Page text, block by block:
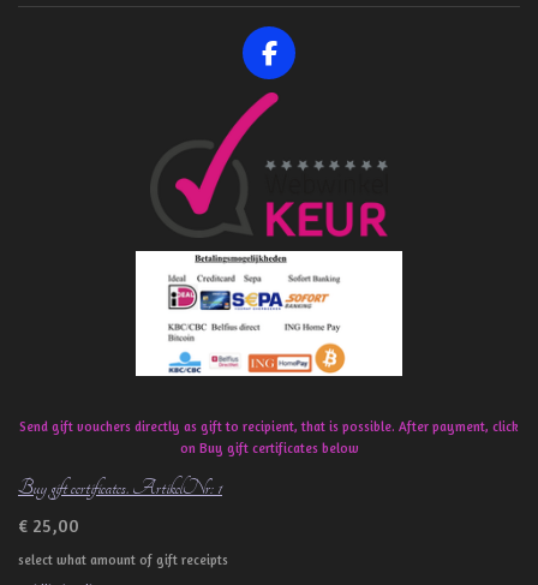
F
a
c
b
o
k
Send gift vouchers directly as gift to recipient, that is possible. After payment, click
on Buy gift certificates below
Buy gift certificates. ArtikelNr: 1
€ 25,00
select what amount of gift receipts